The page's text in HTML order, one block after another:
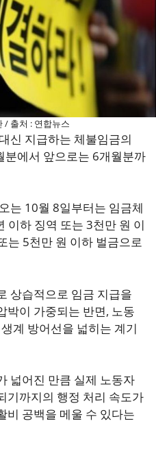
/ 출처 : 연합뉴스
신 지급하는 체불임금의
분에서 앞으로는 6개월분까
는 10월 8일부터는 임금체
이하 징역 또는 3천만 원 이
는 5천만 원 이하 벌금으로
상습적으로 임금 지급을
박이 가중되는 반면, 노동
계 방어선을 넓히는 계기
넓어진 만큼 실제 노동자
기까지의 행정 처리 속도가
비 공백을 메울 수 있다는